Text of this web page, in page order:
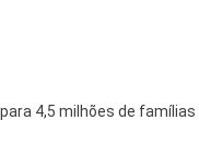
4,5 milhões de famílias